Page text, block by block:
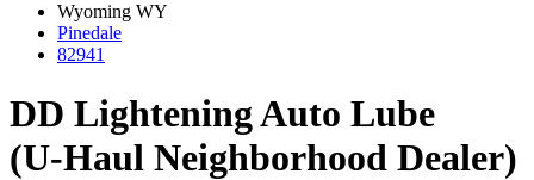
Wyoming WY
Pinedale
82941
DD Lightening Auto Lube
(U-Haul Neighborhood Dealer)